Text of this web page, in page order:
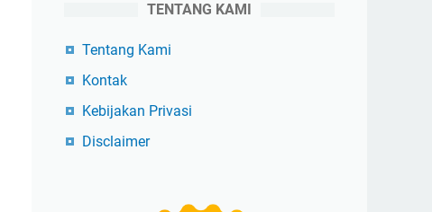
TENTANG KAMI
Tentang Kami
Kontak
Kebijakan Privasi
Disclaimer